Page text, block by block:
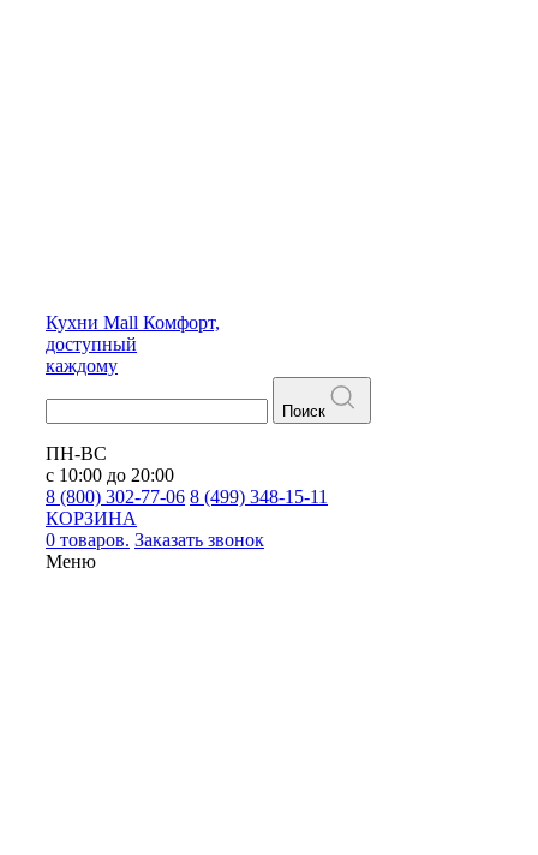
Кухни Mall Комфорт,
доступный
каждому
Поиск
ПН-ВС
с 10:00 до 20:00
8 (800) 302-77-06 8 (499) 348-15-11
КОРЗИНА
0 товаров. Заказать звонок
Меню